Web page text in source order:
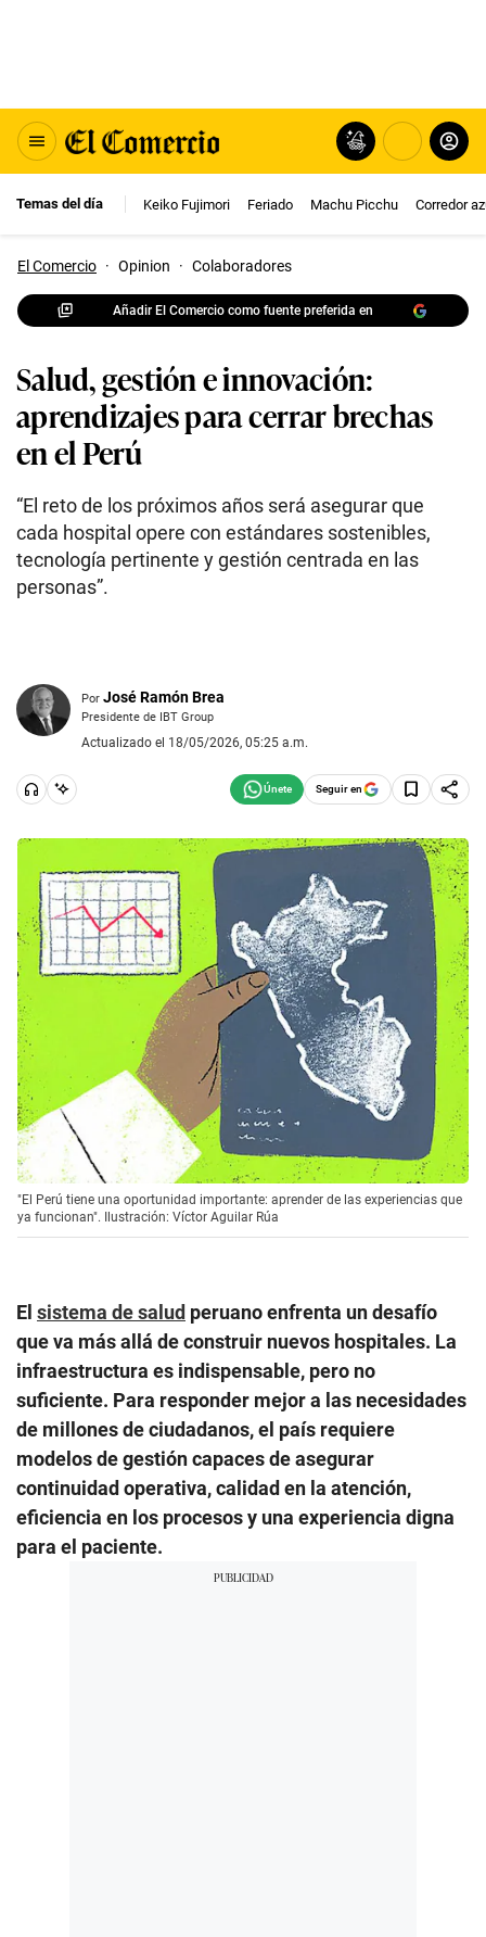
Temas del día Keiko Fujimori Feriado Machu Picchu Corredor
El Comercio · Opinion · Colaboradores
Añadir El Comercio como fuente preferida en
Salud, gestión e innovación:
aprendizajes para cerrar brechas
en el Perú
“El reto de los próximos años será asegurar que
cada hospital opere con estándares sostenibles,
tecnología pertinente y gestión centrada en las
personas”.
Por José Ramón Brea
Presidente de IBT Group
Actualizado el 18/05/2026, 05:25 a.m.
Seguir en
"El Perú tiene una oportunidad importante: aprender de las experiencias que
ya funcionan". Ilustración: Víctor Aguilar Rúa
El sistema de salud peruano enfrenta un desafío
que va más allá de construir nuevos hospitales. La
infraestructura es indispensable, pero no
suficiente. Para responder mejor a las necesidades
de millones de ciudadanos, el país requiere
modelos de gestión capaces de asegurar
continuidad operativa, calidad en la atención,
eficiencia en los procesos y una experiencia digna
para el paciente.